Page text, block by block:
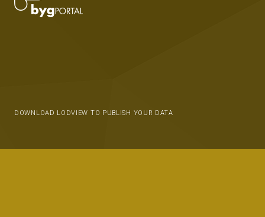
DOWNLOAD LODVIEW TO PUBLISH YOUR DATA